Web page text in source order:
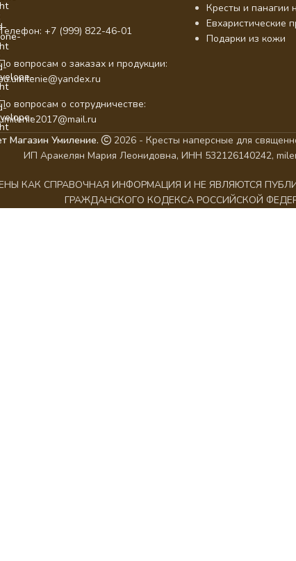
+7 (999) 822-46-01
вопросам о заказах и продукции:
вопросам о сотрудничестве:
Кресты и панагии
Евхаристические
Подарки из кожи
Магазин Умиление.
2026 - Кресты наперсные для
ИП Аракелян Мария Леонидовна, ИНН 532126140242,
КАК СПРАВОЧНАЯ ИНФОРМАЦИЯ И НЕ ЯВЛЯЮТСЯ
ГРАЖДАНСКОГО КОДЕКСА РОССИЙСКОЙ